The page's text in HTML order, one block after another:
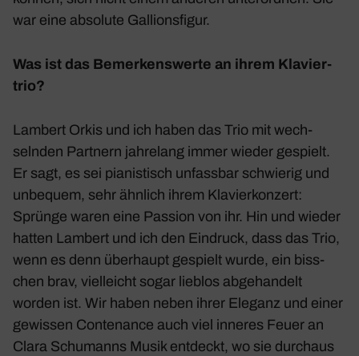
war eine abso­lute Galli­ons­figur.
Was ist das Bemer­kens­werte an ihrem Klavier­
trio?
Lambert Orkis und ich haben das Trio mit wech­
selnden Part­nern jahre­lang immer wieder gespielt.
Er sagt, es sei pianis­tisch unfassbar schwierig und
unbe­quem, sehr ähnlich ihrem Klavier­kon­zert:
Sprünge waren eine Passion von ihr. Hin und wieder
hatten Lambert und ich den Eindruck, dass das Trio,
wenn es denn über­haupt gespielt wurde, ein biss­
chen brav, viel­leicht sogar lieblos abge­han­delt
worden ist. Wir haben neben ihrer Eleganz und einer
gewissen Conten­ance auch viel inneres Feuer an
Clara Schu­manns Musik entdeckt, wo sie durchaus